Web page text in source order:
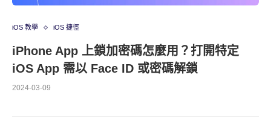
iOS 教學 iOS 捷徑
iPhone App 上鎖加密碼怎麼用？打開特定
iOS App 需以 Face ID 或密碼解鎖
2024-03-09